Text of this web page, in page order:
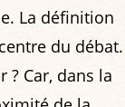
La définition
du débat.
Car, dans la